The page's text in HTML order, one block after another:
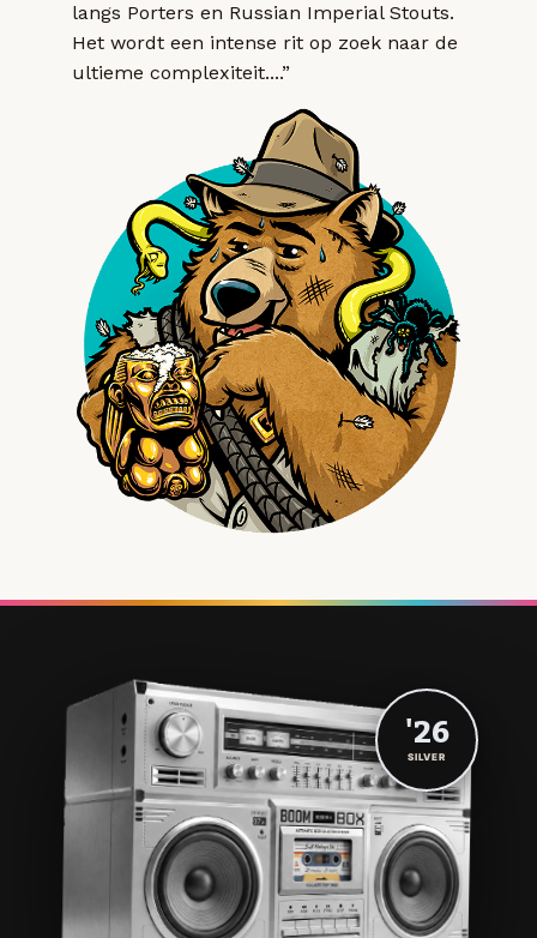
langs Porters en Russian Imperial Stouts.
Het wordt een intense rit op zoek naar de
ultieme complexiteit....”
'26
SILVER